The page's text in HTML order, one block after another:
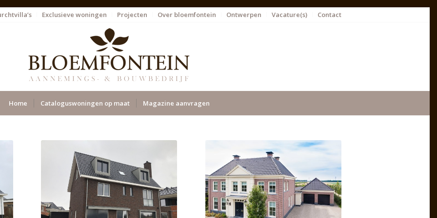
Exclusieve woningen Projecten Over bloemfontein Ontwerpen Vacature(s) Contact
Home Cataloguswoningen op maat Magazine aanvragen